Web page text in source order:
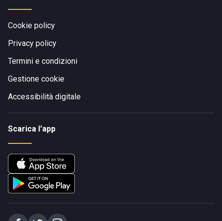
Cookie policy
Privacy policy
Termini e condizioni
Gestione cookie
Accessibilità digitale
Scarica l'app